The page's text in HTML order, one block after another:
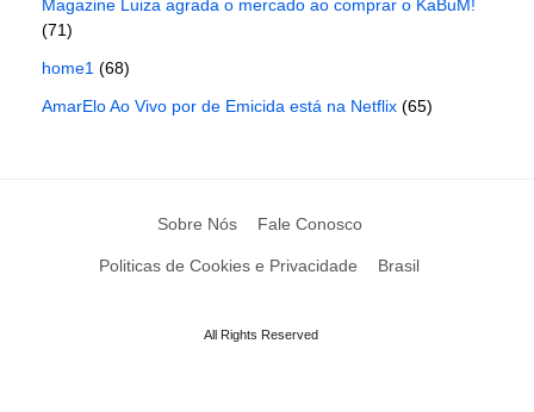
Magazine Luiza agrada o mercado ao comprar o KaBuM!
(71)
home1 (68)
AmarElo Ao Vivo por de Emicida está na Netflix (65)
Sobre Nós Fale Conosco
Politicas de Cookies e Privacidade Brasil
All Rights Reserved